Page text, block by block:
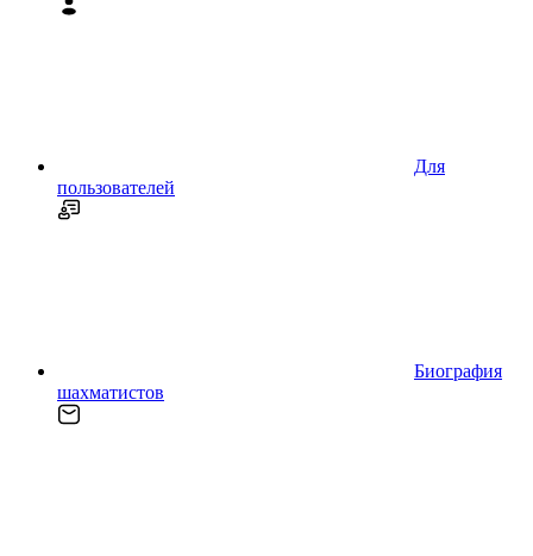
Для
пользователей
Биография
шахматистов